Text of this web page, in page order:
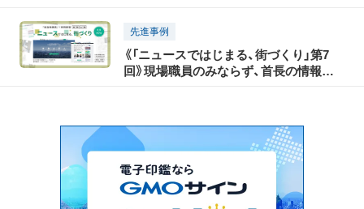
先進事例
《「ニュースではじまる、街づくり」第7
回》現場職員のみならず、首長の情報収